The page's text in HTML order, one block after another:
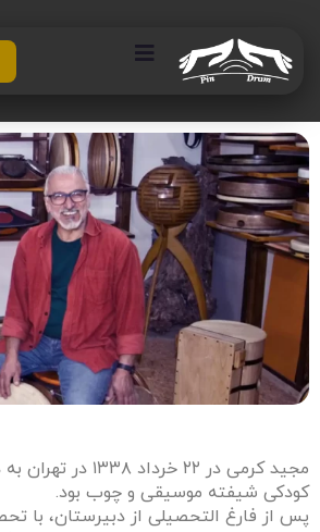
مجید کرمی در ۲۲
کودکی شیفته موسیقی و چوب بود.
پس از فارغ التحصیلی از دبیرستان، با